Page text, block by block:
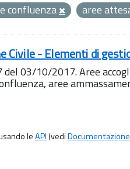
confluenza aree
Civile - Elementi di
03/10/2017. Aree
aree
leAPI(vedi